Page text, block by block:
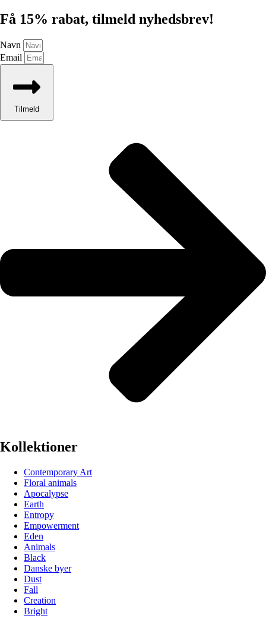
Få 15% rabat, tilmeld nyhedsbrev!
Navn
Email
Tilmeld
Kollektioner
Contemporary Art
Floral animals
Apocalypse
Earth
Entropy
Empowerment
Eden
Animals
Black
Danske byer
Dust
Fall
Creation
Bright